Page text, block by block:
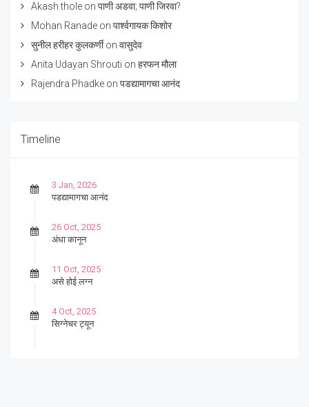
Akash thole on पाणी अडवा; पाणी जिरवा?
Mohan Ranade on पार्श्वगायक किशोर
सुनील हरीहर कुलकर्णीon वासुदेव
Anita Udayan Shrouti on हरफन मौला
Rajendra Phadke on पडद्यामागचा आनंद
Timeline
3 Jan, 2026
पडद्यामागचा आनंद
26 Oct, 2025
अंधा कानून
11 Oct, 2025
असे होई लग्न
4 Oct, 2025
सिग्नेचर ट्यून